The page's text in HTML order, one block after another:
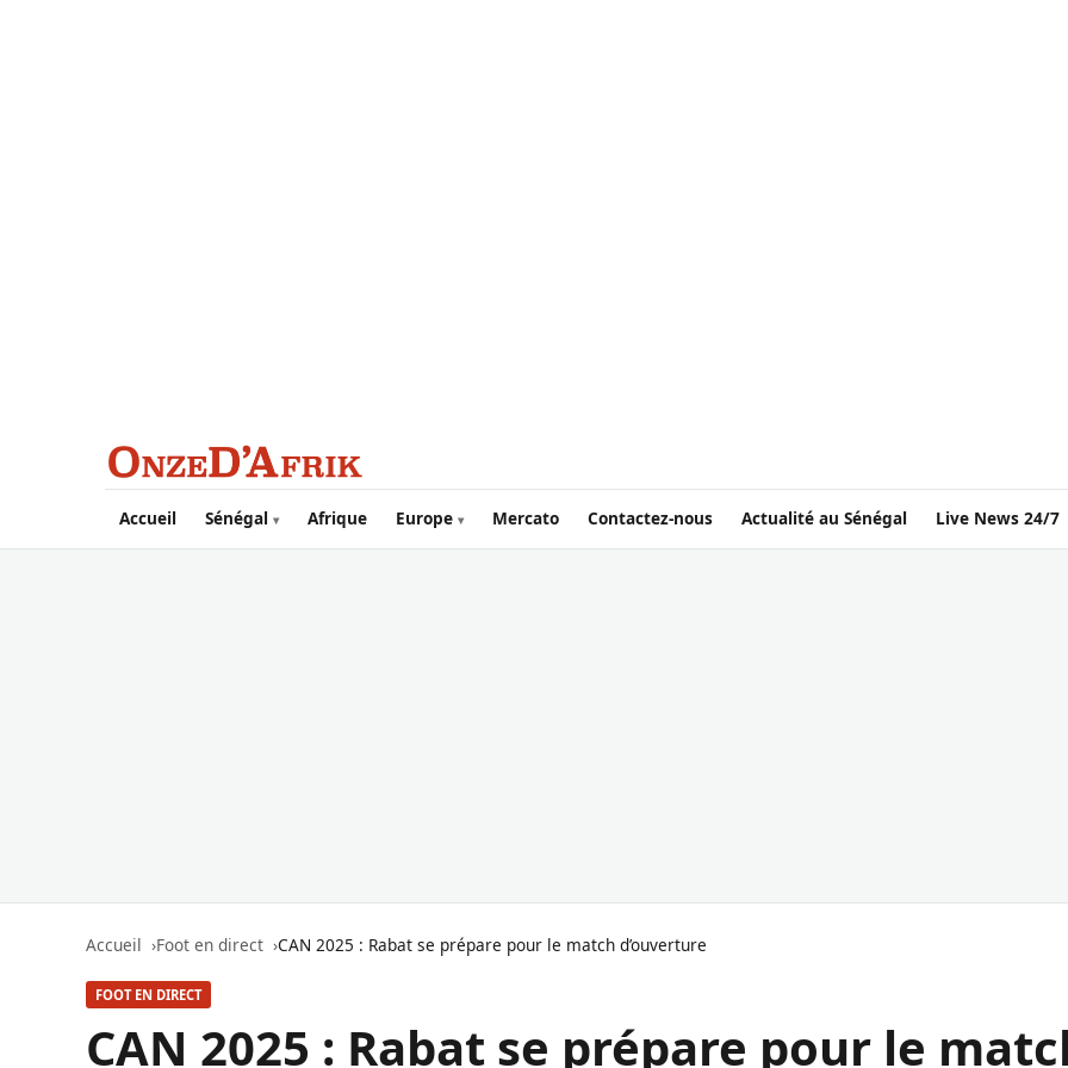
Aller au contenu principal
Accueil Sénégal Afrique Europe Mercato Contactez-nous Actualité au Sénégal Live News 24/7
Accueil Foot en direct CAN 2025 : Rabat se prépare pour le match d’ouverture
FOOT EN DIRECT
CAN 2025 : Rabat se prépare pour le